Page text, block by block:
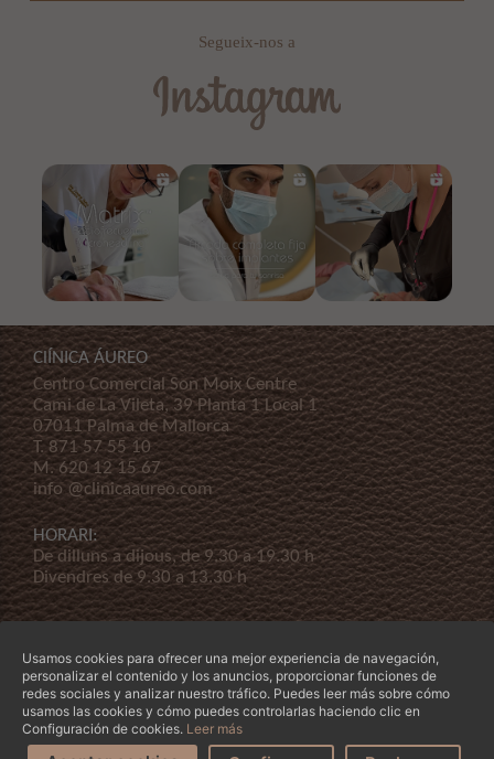
Segueix-nos a
ClÍNICA ÁUREO
Centro Comercial Son Moix Centre
Cami de La Vileta, 39 Planta 1 Local 1
07011 Palma de Mallorca
T.871 57 55 10
M.620 12 15 67
info @clinicaaureo.com
HORARI:
De dilluns a dijous, de 9.30 a 19.30 h
Divendres de 9.30 a 13.30 h
© Copyright 2026 Clínica Áureo S.L.Legal-Declaración de Accessibilidad
condicions-La nostra empresa
Usamos cookies para ofrecer una mejor experiencia de navegación,
personalizar el contenido y los anuncios, proporcionar funciones de
redes sociales y analizar nuestro tráfico. Puedes leer más sobre cómo
usamos las cookies y cómo puedes controlarlas haciendo clic en
Configuración de cookies. Leer más